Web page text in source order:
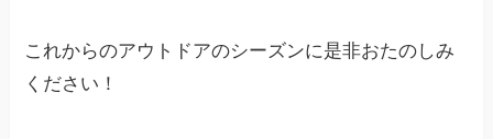
これからのアウトドアのシーズンに是非おたのしみ
ください！